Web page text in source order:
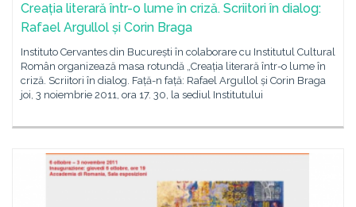
Creația literară într-o lume în criză. Scriitori în dialog:
Rafael Argullol și Corin Braga
Instituto Cervantes din București în colaborare cu Institutul Cultural
Român organizează masa rotundă „Creația literară într-o lume în
criză. Scriitori în dialog. Față-n față: Rafael Argullol și Corin Braga
joi, 3 noiembrie 2011, ora 17. 30, la sediul Institutului